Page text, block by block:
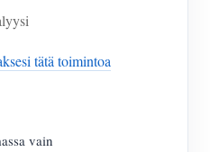
tätä toimintoa
vain